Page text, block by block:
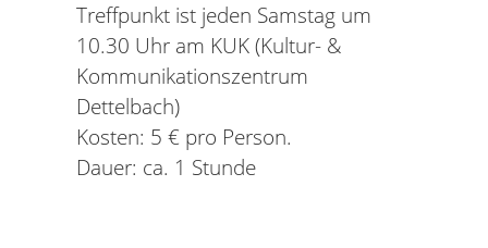
Treffpunkt ist jeden Samstag um
10.30 Uhr am KUK (Kultur- &
Kommunikationszentrum
Dettelbach)
Kosten: 5 € pro Person.
Dauer: ca. 1 Stunde